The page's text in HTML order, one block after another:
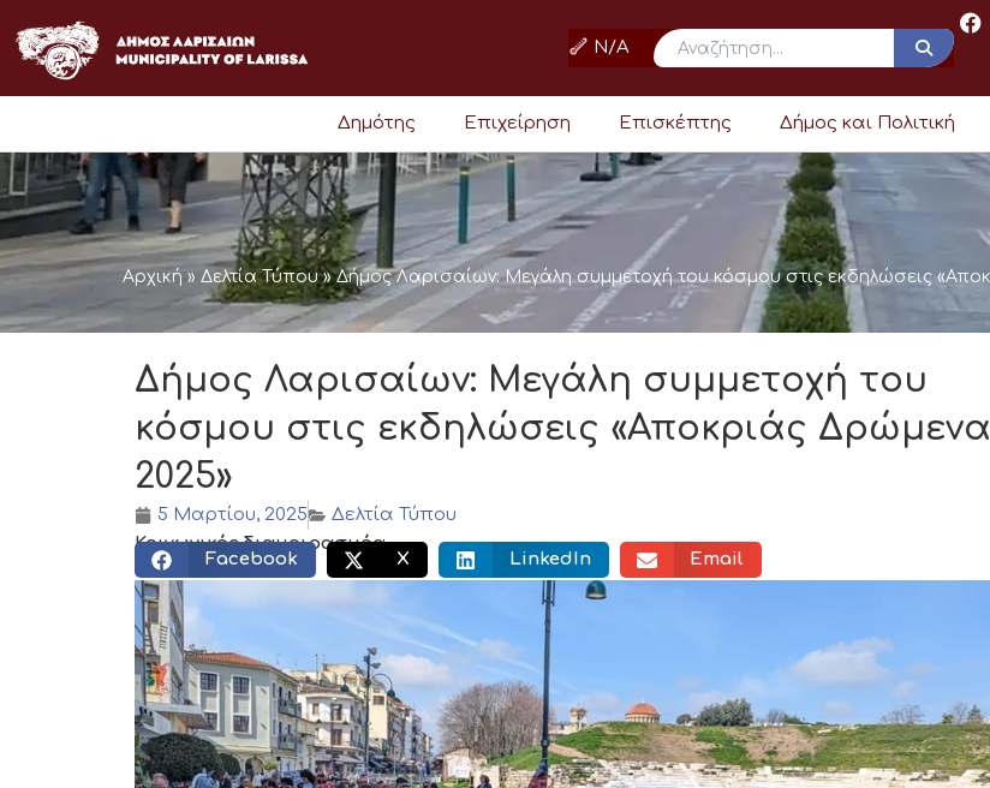
στο
περιεχόμενο
N/A
Δημότης Επιχείρηση Επισκέπτης Δήμος και Πολιτική
Αρχική » Δελτία Τύπου»Δήμος Λαρισαίων: Μεγάλη συμμετοχή του κόσμου στις εκδηλώσεις
Δήμος Λαρισαίων: Μεγάλη συμμετοχή του
κόσμου στις εκδηλώσεις «Αποκριάς Δρώμενα
2025»
5 Μαρτίου, 2025
Δελτία Τύπου
Κοινωνικός διαμοιρασμός:
Facebook X LinkedIn Email